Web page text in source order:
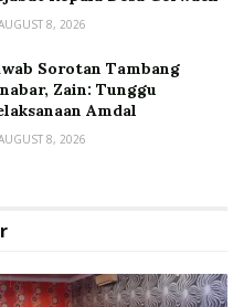
8, 2026
Sorotan Tambang
Zain: Tunggu
Amdal
8, 2026